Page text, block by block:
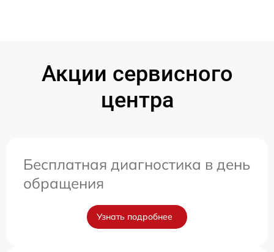
Акции сервисного
центра
Бесплатная диагностика в день
обращения
Узнать подробнее